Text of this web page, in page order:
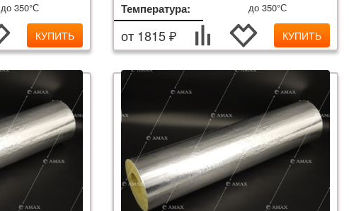
до 350°С
КУПИТЬ
Температура: до 350°С
от 1815 ₽ КУПИТЬ